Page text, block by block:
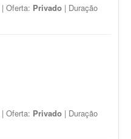
| Oferta: Privado | Duração
| Oferta: Privado | Duração